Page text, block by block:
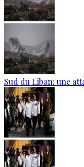
Sud du Liban: une